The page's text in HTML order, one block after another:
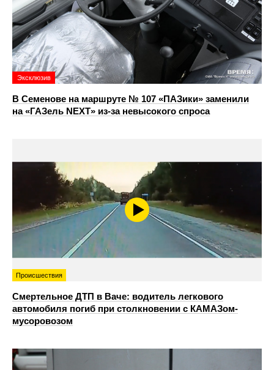
Эксклюзив
В Семенове на маршруте № 107 «ПАЗики» заменили
на «ГАЗель NEXT» из‑за невысокого спроса
Происшествия
Смертельное ДТП в Ваче: водитель легкового
автомобиля погиб при столкновении с КАМАЗом-
мусоровозом